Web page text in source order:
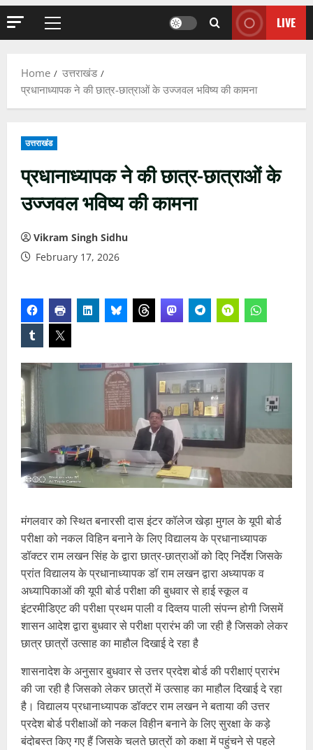
Primary
LIVE
Home
उत्तराखंड
प्रधानाध्यापक ने की छात्र-छात्राओं के उज्जवल भविष्य की कामना
उत्तराखंड
प्रधानाध्यापक ने की छात्र-छात्राओं के
उज्जवल भविष्य की कामना
Vikram Singh Sidhu
February 17, 2026
मंगलवार को स्थित बनारसी दास इंटर कॉलेज खेड़ा मुगल के यूपी बोर्ड
परीक्षा को नकल विहिन बनाने के लिए विद्यालय के प्रधानाध्यापक
डॉक्टर राम लखन सिंह के द्वारा छात्र-छात्राओं को दिए निर्देश जिसके
प्रांत विद्यालय के प्रधानाध्यापक डॉ राम लखन द्वारा अध्यापक व
अध्यापिकाओं की यूपी बोर्ड परीक्षा की बुधवार से हाई स्कूल व
इंटरमीडिएट की परीक्षा प्रथम पाली व दिव्तय पाली संपन्न होगी जिसमें
शासन आदेश द्वारा बुधवार से परीक्षा प्रारंभ की जा रही है जिसको लेकर
छात्र छात्रों उत्साह का माहौल दिखाई दे रहा है
शासनादेश के अनुसार बुधवार से उत्तर प्रदेश बोर्ड की परीक्षाएं प्रारंभ
की जा रही है जिसको लेकर छात्रों में उत्साह का माहौल दिखाई दे रहा
है। विद्यालय प्रधानाध्यापक डॉक्टर राम लखन ने बताया की उत्तर
प्रदेश बोर्ड परीक्षाओं को नकल विहीन बनाने के लिए सुरक्षा के कड़े
बंदोबस्त किए गए हैं जिसके चलते छात्रों को कक्षा में पहुंचने से पहले